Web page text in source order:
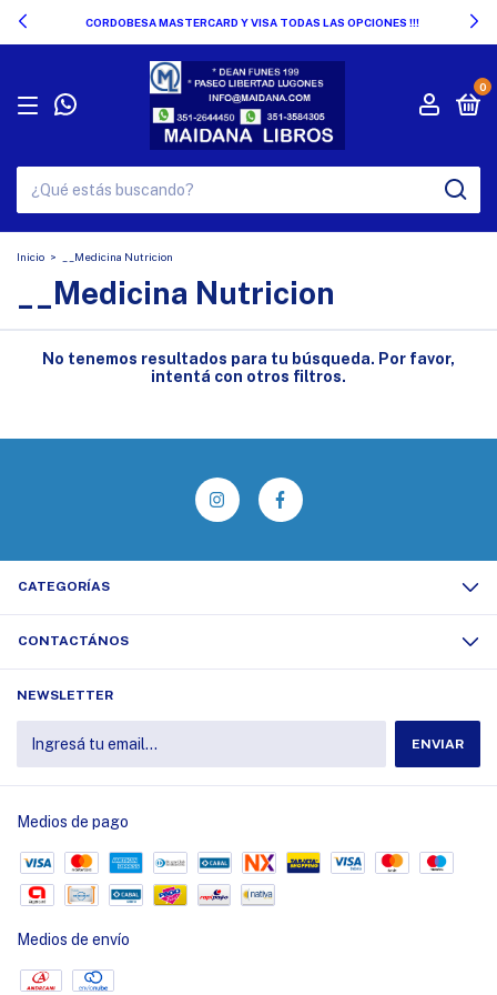
CORDOBESA MASTERCARD Y VISA TODAS LAS OPCIONES !!!
0
Inicio > __Medicina Nutricion
__Medicina Nutricion
No tenemos resultados para tu búsqueda. Por favor,
intentá con otros filtros.
CATEGORÍAS
CONTACTÁNOS
NEWSLETTER
Medios de pago
Medios de envío